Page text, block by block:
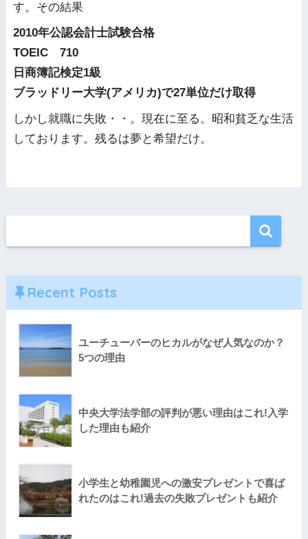
す。その結果
2010年公認会計士試験合格
TOEIC 710
日商簿記検定1級
ブラッドリー大学(アメリカ)で27単位だけ取得
しかし就職に失敗・・。現在に至る。昭和貧乏な生活
しております。残るは夢と希望だけ。
Recent Posts
ユーチューバーのヒカルがなぜ人気なのか？
5つの理由
中央大学法学部の評判が悪い理由はこれ!入学
した理由も紹介
小学生と幼稚園児への激安プレゼントで喜ば
れたのはこれ!過去の失敗プレゼントも紹介